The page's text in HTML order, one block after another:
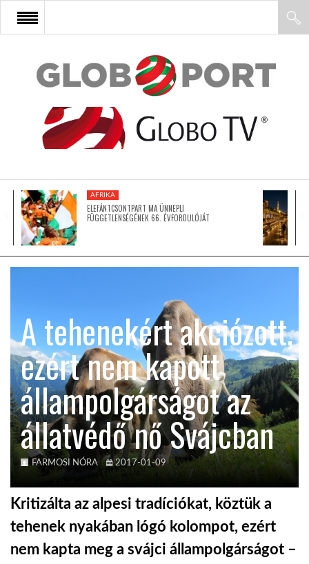
FŐOLDAL
AFRIKA
ÁZSIA
KÖZEL-KELET
AUSZTRÁLIA
A VILÁG ITTHON
GLOBOTV BP
AFRIKA
ELEFÁNTCSONTPART MA ÜNNEPLI
FÜGGETLENSÉGÉNEK 66. ÉVFORDULÓJÁT
A tehenekért akciózott,
ezért nem kapott
állampolgárságot az
állatvédő nő Svájcban
FARMOSI NÓRA 2017-01-09
Kritizálta az alpesi tradíciókat, köztük a
tehenek nyakában lógó kolompot, ezért
nem kapta meg a svájci állampolgárságot –